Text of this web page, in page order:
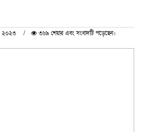
২০২৩ ৩৬৯ শেয়ার এবং সংবাদটি পড়েছেন।